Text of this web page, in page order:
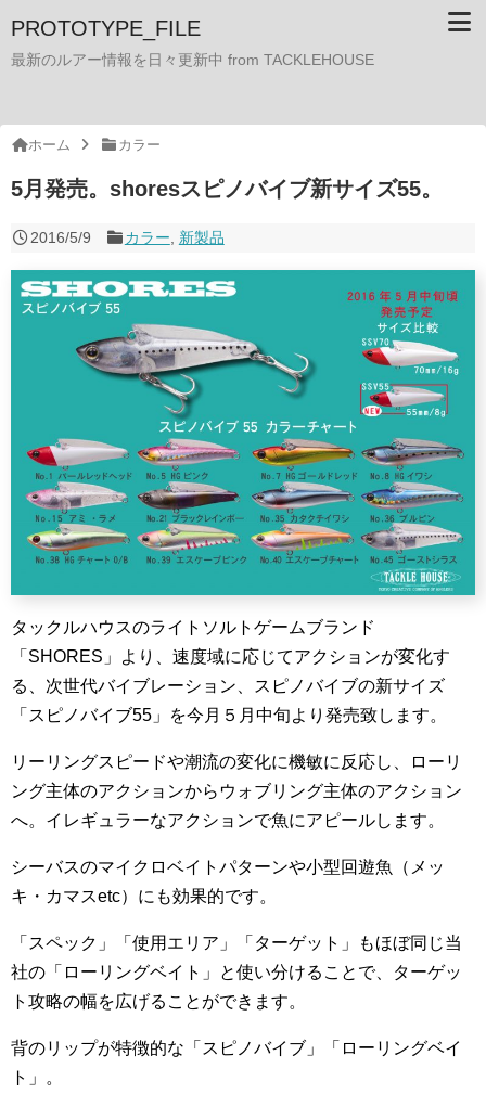
PROTOTYPE_FILE
最新のルアー情報を日々更新中 from TACKLEHOUSE
ホーム カラー
5月発売。shoresスピノバイブ新サイズ55。
2016/5/9 カラー 新製品
タックルハウスのライトソルトゲームブランド
「SHORES」より、速度域に応じてアクションが変化す
る、次世代バイブレーション、スピノバイブの新サイズ
「スピノバイブ55」を今月５月中旬より発売致します。
リーリングスピードや潮流の変化に機敏に反応し、ローリ
ング主体のアクションからウォブリング主体のアクション
へ。イレギュラーなアクションで魚にアピールします。
シーバスのマイクロベイトパターンや小型回遊魚（メッ
キ・カマスetc）にも効果的です。
「スペック」「使用エリア」「ターゲット」もほぼ同じ当
社の「ローリングベイト」と使い分けることで、ターゲッ
ト攻略の幅を広げることができます。
背のリップが特徴的な「スピノバイブ」「ローリングベイ
ト」。